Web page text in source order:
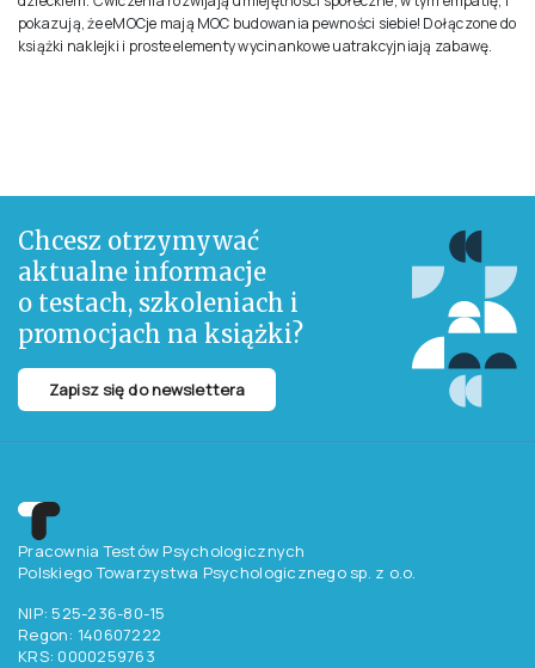
pokazują, że eMOCje mają MOC budowania pewności siebie! Dołączone do
książki naklejki i proste elementy wycinankowe uatrakcyjniają zabawę.
Chcesz otrzymywać
aktualne informacje
o testach, szkoleniach i
promocjach na książki?
Zapisz się do newslettera
Pracownia Testów Psychologicznych
Polskiego Towarzystwa Psychologicznego sp. z o.o.
NIP: 525-236-80-15
Regon: 140607222
KRS: 0000259763